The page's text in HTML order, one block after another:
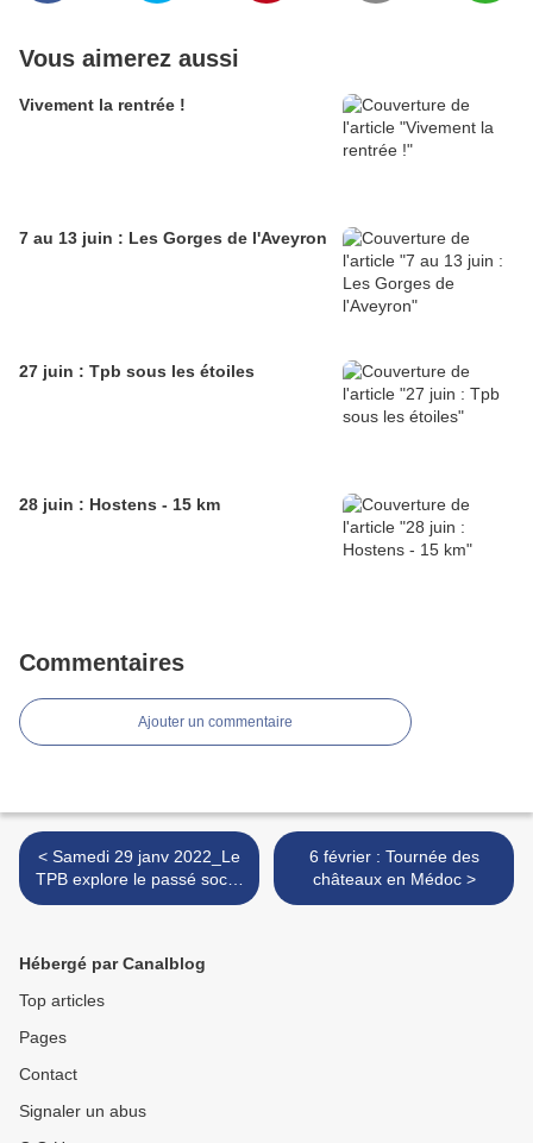
Vous aimerez aussi
Vivement la rentrée !
7 au 13 juin : Les Gorges de l'Aveyron
27 juin : Tpb sous les étoiles
28 juin : Hostens - 15 km
Commentaires
Ajouter un commentaire
< Samedi 29 janv 2022_Le
TPB explore le passé social
de Pessac..
6 février : Tournée des
châteaux en Médoc >
Hébergé par Canalblog
Top articles
Pages
Contact
Signaler un abus